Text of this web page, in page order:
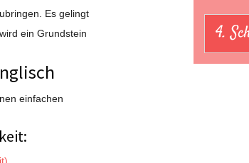
Es gelingt
ein Grundstein
einfachen
4.